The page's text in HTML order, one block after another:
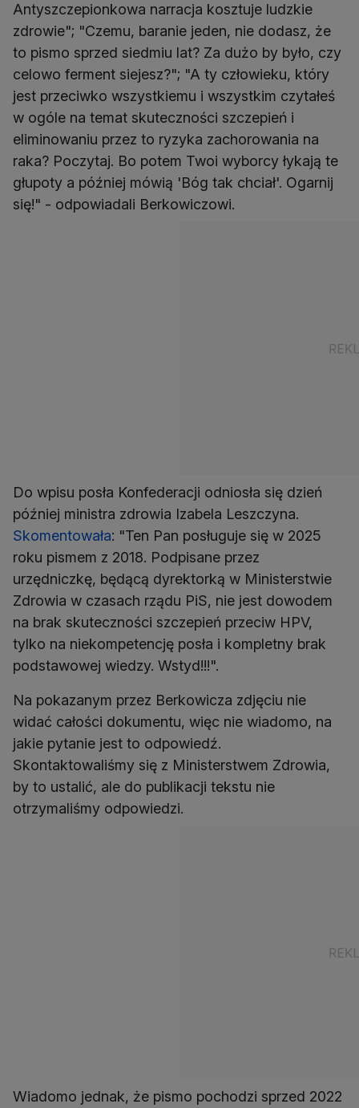
Antyszczepionkowa narracja kosztuje ludzkie
zdrowie"; "Czemu, baranie jeden, nie dodasz, że
to pismo sprzed siedmiu lat? Za dużo by było, czy
celowo ferment siejesz?"; "A ty człowieku, który
jest przeciwko wszystkiemu i wszystkim czytałeś
w ogóle na temat skuteczności szczepień i
eliminowaniu przez to ryzyka zachorowania na
raka? Poczytaj. Bo potem Twoi wyborcy łykają te
głupoty a później mówią 'Bóg tak chciał'. Ogarnij
się!" - odpowiadali Berkowiczowi.
Do wpisu posła Konfederacji odniosła się dzień
później ministra zdrowia Izabela Leszczyna.
Skomentowała: "Ten Pan posługuje się w 2025
roku pismem z 2018. Podpisane przez
urzędniczkę, będącą dyrektorką w Ministerstwie
Zdrowia w czasach rządu PiS, nie jest dowodem
na brak skuteczności szczepień przeciw HPV,
tylko na niekompetencję posła i kompletny brak
podstawowej wiedzy. Wstyd!!!".
Na pokazanym przez Berkowicza zdjęciu nie
widać całości dokumentu, więc nie wiadomo, na
jakie pytanie jest to odpowiedź.
Skontaktowaliśmy się z Ministerstwem Zdrowia,
by to ustalić, ale do publikacji tekstu nie
otrzymaliśmy odpowiedzi.
Wiadomo jednak, że pismo pochodzi sprzed 2022